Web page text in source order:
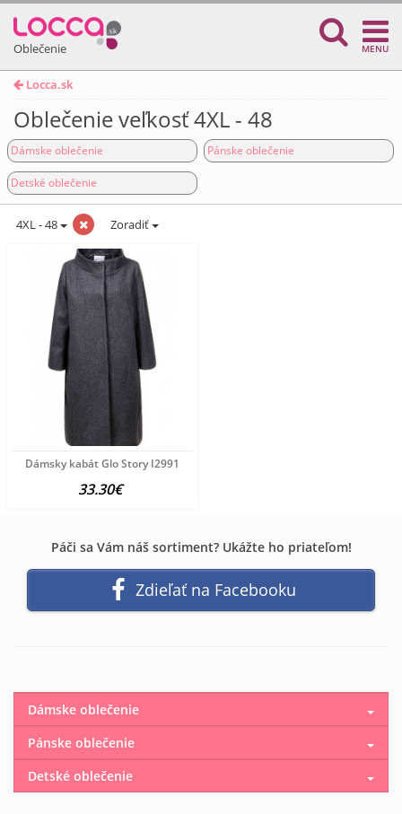
Oblečenie MENU
Locca.sk
Oblečenie veľkosť 4XL - 48
Dámske oblečenie Pánske oblečenie
Detské oblečenie
4XL - 48 Zoradiť
Dámsky kabát Glo Story I2991
33.30€
Páči sa Vám náš sortiment? Ukážte ho priateľom!
Zdieľať na Facebooku
Dámske oblečenie
Pánske oblečenie
Detské oblečenie